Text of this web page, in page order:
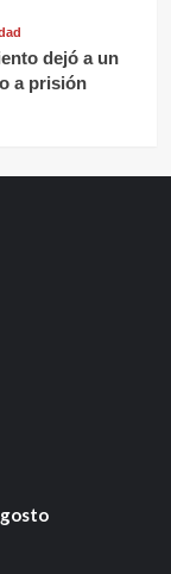
dejó a un
a prisión